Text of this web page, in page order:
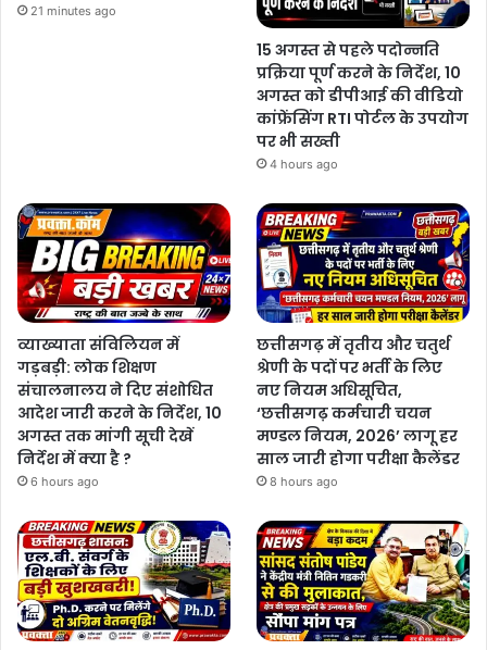
21 minutes ago
15 अगस्त से पहले पदोन्नति
प्रक्रिया पूर्ण करने के निर्देश, 10
अगस्त को डीपीआई की वीडियो
कांफ्रेंसिंग RTI पोर्टल के उपयोग
पर भी सख्ती
4 hours ago
​
व्याख्याता संविलियन में
गड़बड़ी: लोक शिक्षण
संचालनालय ने दिए संशोधित
आदेश जारी करने के निर्देश, 10
अगस्त तक मांगी सूची देखें
निर्देश में क्या है ?
6 hours ago
छत्तीसगढ़ में तृतीय और चतुर्थ
श्रेणी के पदों पर भर्ती के लिए
नए नियम अधिसूचित,
‘छत्तीसगढ़ कर्मचारी चयन
मण्डल नियम, 2026’ लागू हर
साल जारी होगा परीक्षा कैलेंडर
8 hours ago